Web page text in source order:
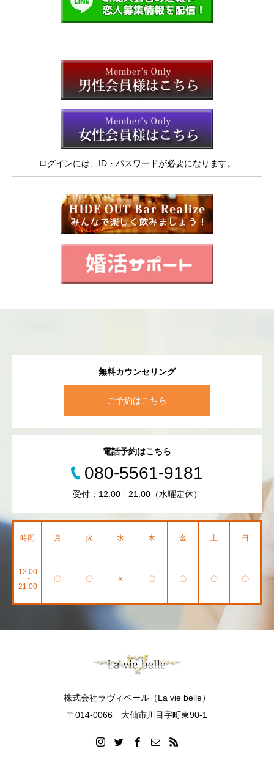
ログインには、ID・パスワードが必要になります。
無料カウンセリング
ご予約はこちら
電話予約はこちら
080-5561-9181
受付：12:00 - 21:00（水曜定休）
時間 月 火 水 木 金 土 日
12:00
~
21:00
〇 〇 ✕ 〇 〇 〇 〇
株式会社ラヴィベール（La vie belle）
〒014-0066 大仙市川目字町東90-1